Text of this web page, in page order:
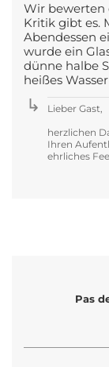
Wir bewerten
Kritik gibt es.
Abendessen
wurde ein
dünne halbe
heißes
Lieber Gast,
herzlichen
Ihren
ehrliches
Pas